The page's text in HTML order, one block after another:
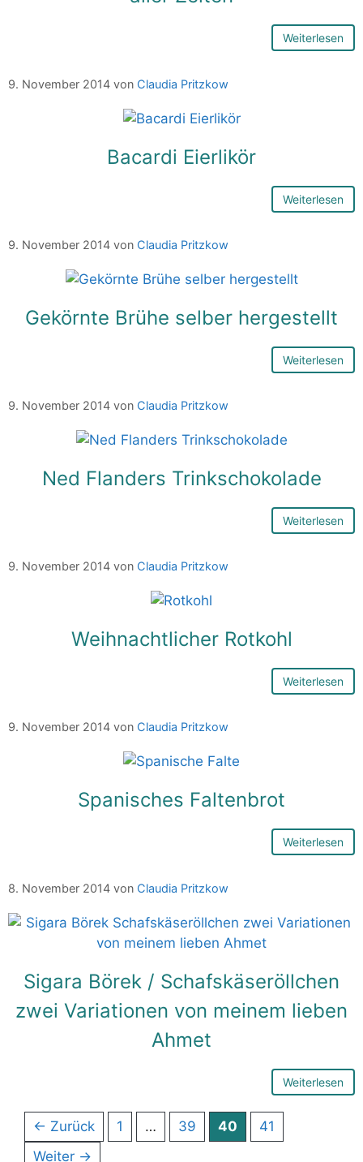
Weiterlesen
9. November 2014 von Claudia Pritzkow
Bacardi Eierlikör
Weiterlesen
9. November 2014 von Claudia Pritzkow
Gekörnte Brühe selber hergestellt
Weiterlesen
9. November 2014 von Claudia Pritzkow
Ned Flanders Trinkschokolade
Weiterlesen
9. November 2014 von Claudia Pritzkow
Weihnachtlicher Rotkohl
Weiterlesen
9. November 2014 von Claudia Pritzkow
Spanisches Faltenbrot
Weiterlesen
8. November 2014 von Claudia Pritzkow
Sigara Börek / Schafskäseröllchen
zwei Variationen von meinem lieben
Ahmet
Weiterlesen
← Zurück Seite
1 … Seite
39 Seite
40 Seite
41
Weiter →